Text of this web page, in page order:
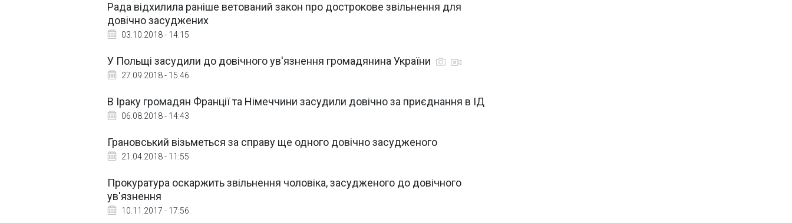
Рада відхилила раніше ветований закон про дострокове звільнення для
довічно засуджених
03.10.2018 - 14:15
У Польщі засудили до довічного ув'язнення громадянина України
27.09.2018 - 15:46
В Іраку громадян Франції та Німеччини засудили довічно за приєднання в ІД
06.08.2018 - 14:43
Грановський візьметься за справу ще одного довічно засудженого
21.04.2018 - 11:55
Прокуратура оскаржить звільнення чоловіка, засудженого до довічного
ув'язнення
10.11.2017 - 17:56